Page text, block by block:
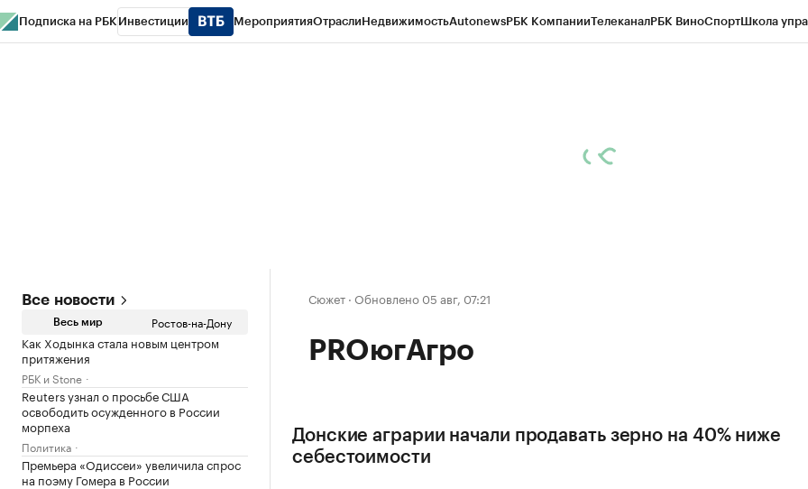
Подписка на РБК Инвестиции МероприятияОтраслиНедвижимостьAutonewsРБК КомпанииТелеканалРБК ВиноСпортШкола
Все новости
Весь мир Ростов-на-Дону
Как Ходынка стала новым центром
притяжения
РБК и Stone
Reuters узнал о просьбе США
освободить осужденного в России
морпеха
Политика
Премьера «Одиссеи» увеличила спрос
на поэму Гомера в России
Сюжет · Обновлено 05 авг, 07:21
PROюгАгро
Донские аграрии начали продавать зерно на 40% ниже
себестоимости